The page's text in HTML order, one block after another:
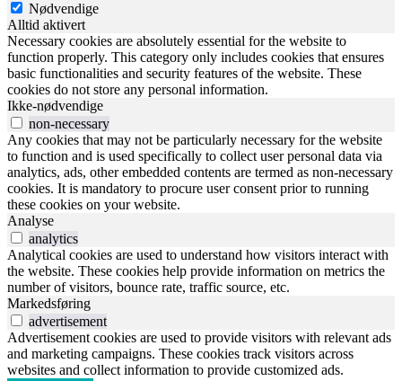
Nødvendige
Alltid aktivert
Necessary cookies are absolutely essential for the website to
function properly. This category only includes cookies that ensures
basic functionalities and security features of the website. These
cookies do not store any personal information.
Ikke-nødvendige
non-necessary
Any cookies that may not be particularly necessary for the website
to function and is used specifically to collect user personal data via
analytics, ads, other embedded contents are termed as non-necessary
cookies. It is mandatory to procure user consent prior to running
these cookies on your website.
Analyse
analytics
Analytical cookies are used to understand how visitors interact with
the website. These cookies help provide information on metrics the
number of visitors, bounce rate, traffic source, etc.
Markedsføring
advertisement
Advertisement cookies are used to provide visitors with relevant ads
and marketing campaigns. These cookies track visitors across
websites and collect information to provide customized ads.